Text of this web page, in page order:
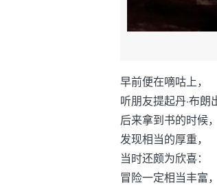
早前便在嘀咕上，
听朋友提起丹·布朗
后来拿到书的时候，
发现相当的厚重，
当时还颇为欣喜：
冒险一定相当丰富，